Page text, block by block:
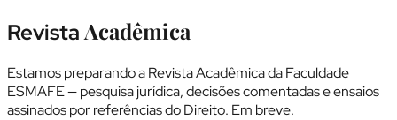
RevistaAcadêmica
Estamos preparando a Revista Acadêmica da Faculdade
ESMAFE — pesquisa jurídica, decisões comentadas e ensaios
assinados por referências do Direito. Em breve.